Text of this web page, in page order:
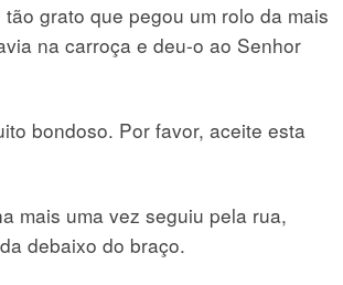
grato que pegou um rolo da mais
na carroça e deu-o ao Senhor
bondoso. Por favor, aceite esta
mais uma vez seguiu pela rua,
debaixo do braço.